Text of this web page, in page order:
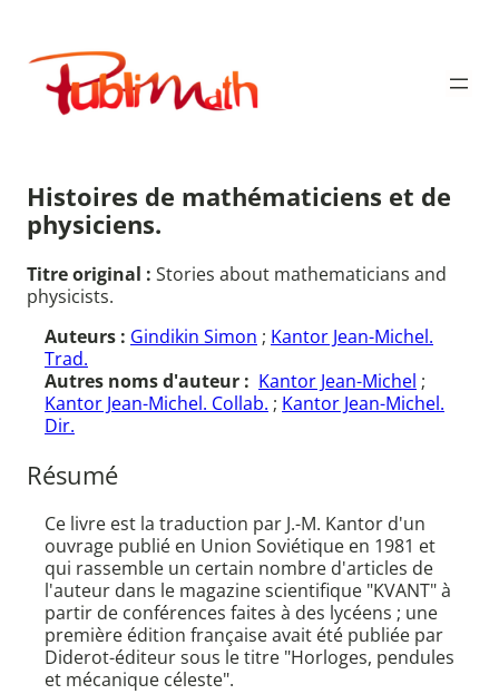
contenu
Publimath
Histoires de mathématiciens et de
physiciens.
Titre original : Stories about mathematicians and
physicists.
Auteurs : Gindikin Simon ; Kantor Jean-Michel.
Trad.
Autres noms d'auteur : Kantor Jean-Michel ;
Kantor Jean-Michel. Collab. ; Kantor Jean-Michel.
Dir.
Résumé
Ce livre est la traduction par J.-M. Kantor d'un
ouvrage publié en Union Soviétique en 1981 et
qui rassemble un certain nombre d'articles de
l'auteur dans le magazine scientifique "KVANT" à
partir de conférences faites à des lycéens ; une
première édition française avait été publiée par
Diderot-éditeur sous le titre "Horloges, pendules
et mécanique céleste".